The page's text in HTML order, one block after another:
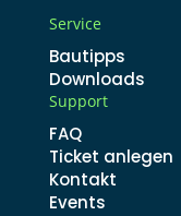
Service
Bautipps
Downloads
Support
FAQ
Ticket anlegen
Kontakt
Events